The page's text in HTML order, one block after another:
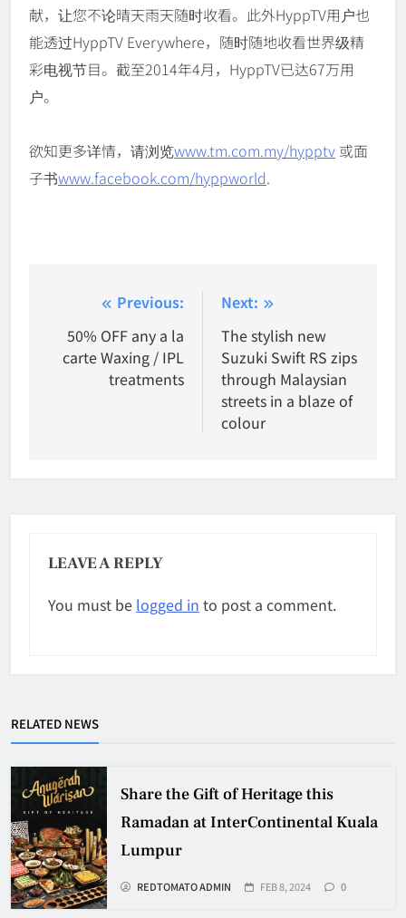
献，让您不论晴天雨天随时收看。此外HyppTV用户也
能透过HyppTV Everywhere，随时随地收看世界级精
彩电视节目。截至2014年4月，HyppTV已达67万用
户。
欲知更多详情，请浏览www.tm.com.my/hypptv 或面
子书www.facebook.com/hyppworld.
navigation
Previous:
50% OFF any a la
carte Waxing / IPL
treatments
Next:
The stylish new
Suzuki Swift RS zips
through Malaysian
streets in a blaze of
colour
LEAVE A REPLY
You must be logged in to post a comment.
RELATED NEWS
Share the Gift of Heritage this
Ramadan at InterContinental Kuala
Lumpur
REDTOMATO ADMIN FEB 8, 2024 0